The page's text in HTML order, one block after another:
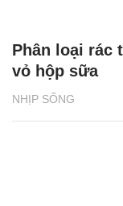
NHỊP SỐNG
Phân loại rác
vỏ hộp sữa